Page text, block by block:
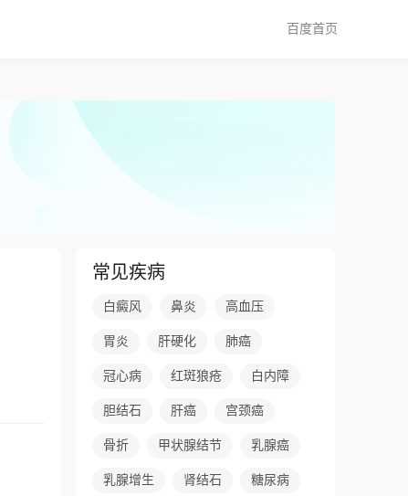
百度首页
常见疾病
白癜风 鼻炎 高血压
胃炎 肝硬化 肺癌
冠心病 红斑狼疮 白内障
胆结石 肝癌 宫颈癌
骨折 甲状腺结节 乳腺癌
乳腺增生 肾结石 糖尿病